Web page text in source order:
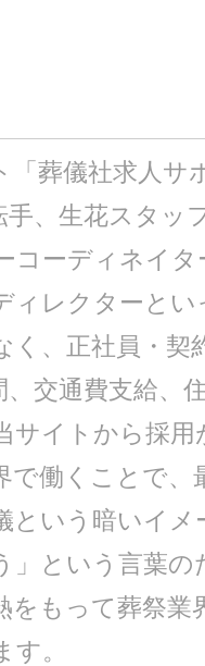
「葬儀社求人サ
手、生花スタッ
コーディネイ
ィレクターと
く、正社員・
、交通費支給、
サイトから採
で働くことで
という暗いイ
」という言葉
をもって葬祭
。